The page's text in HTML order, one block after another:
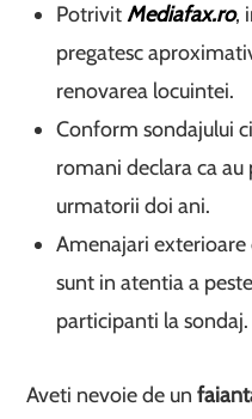
PotrivitMediafax.ro,
pregatesc
renovarea locuintei.
Conform sondajului
romani declara ca au
urmatorii doi ani.
Amenajari
sunt in atentia a
participanti la sondaj.
Aveti nevoie de un